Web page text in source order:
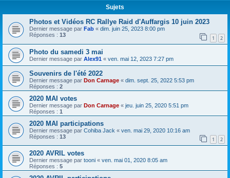
Sujets
Photos et Vidéos RC Rallye Raid d'Auffargis 10 juin 2023
Dernier message par Fab « dim. juin 25, 2023 8:00 pm
Réponses : 13 1 2
Photo du samedi 3 mai
Dernier message par Alex91 « ven. mai 12, 2023 7:27 pm
Souvenirs de l'été 2022
Dernier message par Don Carnage « dim. sept. 25, 2022 5:53 pm
Réponses : 2
2020 MAI votes
Dernier message par Don Carnage « jeu. juin 25, 2020 5:51 pm
Réponses : 1
2020 MAI participations
Dernier message par Cohiba Jack « ven. mai 29, 2020 10:16 am
Réponses : 13 1 2
2020 AVRIL votes
Dernier message par tooni « ven. mai 01, 2020 8:05 am
Réponses : 5